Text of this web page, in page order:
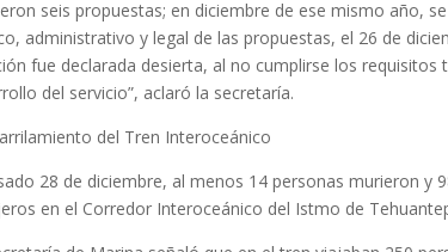
seis propuestas; en diciembre de ese mismo año,
administrativo y legal de las propuestas, el 26 de
fue declarada desierta, al no cumplirse los
del servicio”, aclaró la secretaría.
del Tren Interoceánico
28 de diciembre, al menos 14 personas murieron
en el Corredor Interoceánico del Istmo de